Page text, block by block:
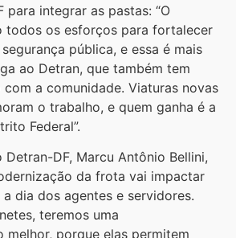
para integrar as pastas: “O
todos os esforços para fortalecer
pública, e essa é mais
ao Detran, que também tem
a comunidade. Viaturas novas
o trabalho, e quem ganha é a
Federal”.
DF, Marcu Antônio Bellini,
da frota vai impactar
dia dos agentes e servidores.
teremos uma
melhor, porque elas permitem